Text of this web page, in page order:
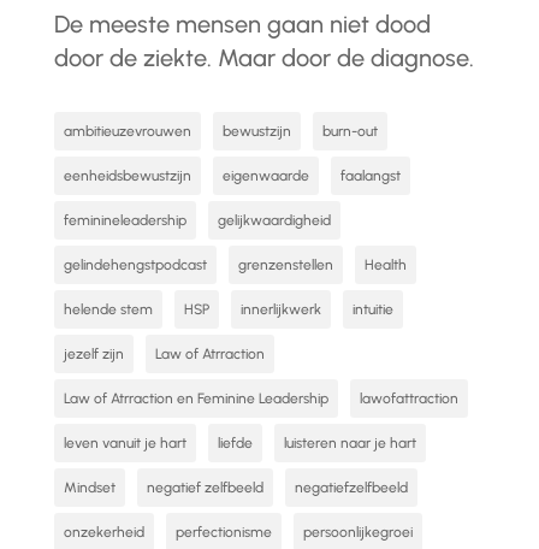
De meeste mensen gaan niet dood
door de ziekte. Maar door de diagnose.
ambitieuzevrouwen bewustzijn burn-out
eenheidsbewustzijn eigenwaarde faalangst
feminineleadership gelijkwaardigheid
gelindehengstpodcast grenzenstellen Health
helende stem HSP innerlijkwerk intuitie
jezelf zijn Law of Atrraction
Law of Atrraction en Feminine Leadership lawofattraction
leven vanuit je hart liefde luisteren naar je hart
Mindset negatief zelfbeeld negatiefzelfbeeld
onzekerheid perfectionisme persoonlijkegroei